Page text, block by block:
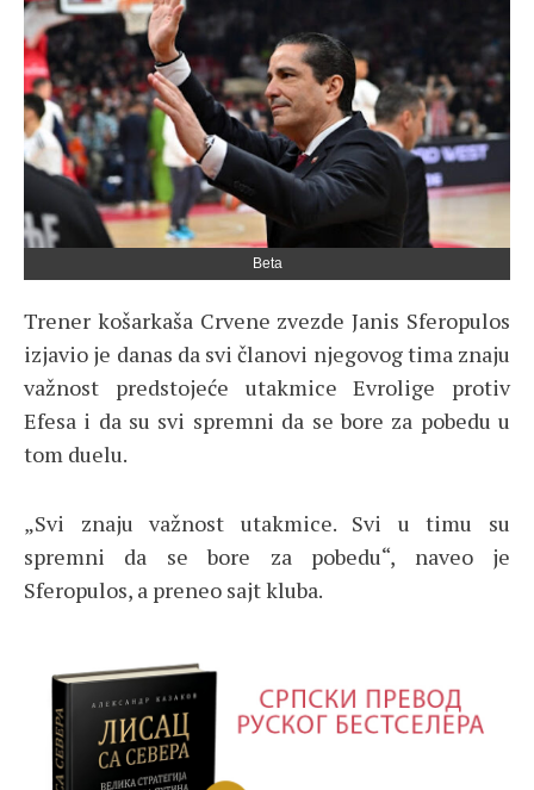
Beta
Trener košarkaša Crvene zvezde Janis Sferopulos
izjavio je danas da svi članovi njegovog tima znaju
važnost predstojeće utakmice Evrolige protiv
Efesa i da su svi spremni da se bore za pobedu u
tom duelu.
„Svi znaju važnost utakmice. Svi u timu su
spremni da se bore za pobedu“, naveo je
Sferopulos, a preneo sajt kluba.